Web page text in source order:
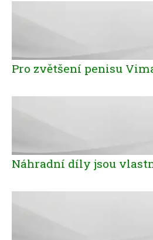
Pro zvětšení penisu
Náhradní díly jsou